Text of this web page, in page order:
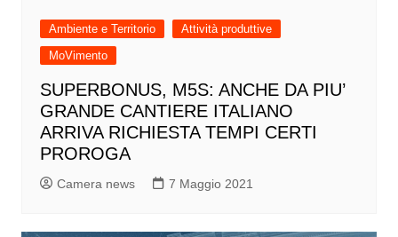
Ambiente e Territorio
Attività produttive
MoVimento
SUPERBONUS, M5S: ANCHE DA PIU’
GRANDE CANTIERE ITALIANO
ARRIVA RICHIESTA TEMPI CERTI
PROROGA
Camera news 7 Maggio 2021